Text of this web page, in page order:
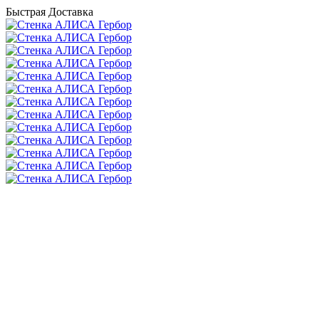
Быстрая Доставка